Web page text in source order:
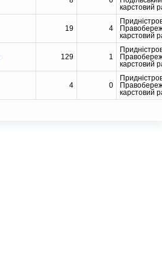
карстовий
19 4
карстовий
129 1
карстовий
4 0
карстовий